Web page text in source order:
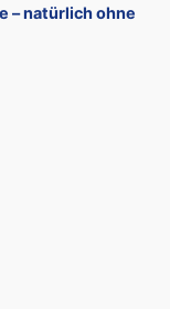
– natürlich ohne